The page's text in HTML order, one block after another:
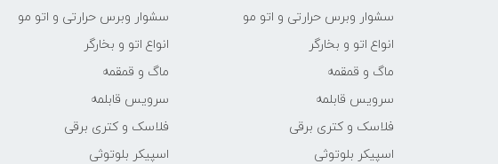
سشوار وبرس حرارتی و اتو مو
انواع اتو و بخارگر
ماگ و قمقمه
سرویس قابلمه
فلاسک و کتری برقی
اسپیکر بلوتوثی
سشوار وبرس حرارتی و اتو مو
انواع اتو و بخارگر
ماگ و قمقمه
سرویس قابلمه
فلاسک و کتری برقی
اسپیکر بلوتوثی